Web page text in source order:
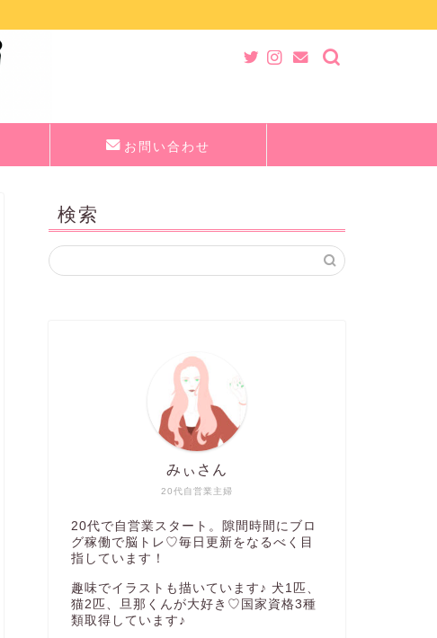
お問い合わせ
検索
20代自営業主婦
みぃさん
20代で自営業スタート。隙間時間にブロ
グ稼働で脳トレ♡毎日更新をなるべく目
指しています！
趣味でイラストも描いています♪ 犬1匹、
猫2匹、旦那くんが大好き♡国家資格3種
類取得しています♪